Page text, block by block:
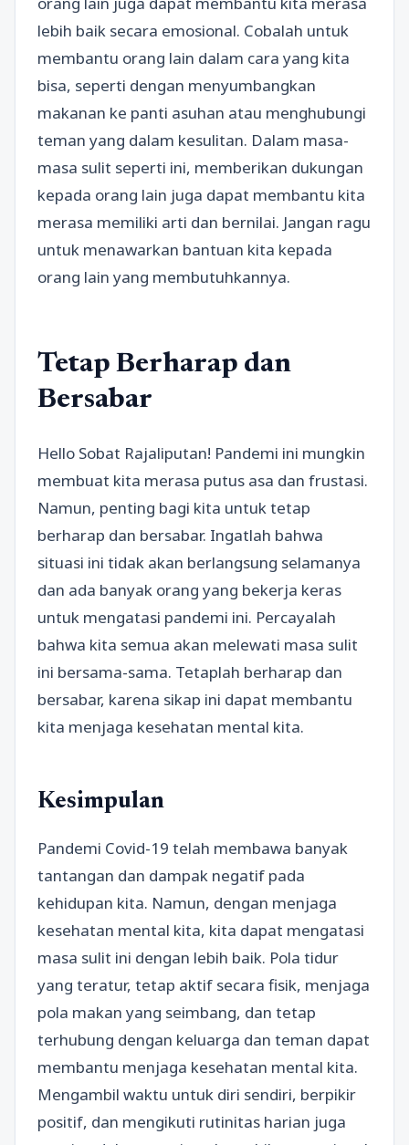
lebih baik secara emosional. Cobalah untuk
membantu orang lain dalam cara yang kita
bisa, seperti dengan menyumbangkan
makanan ke panti asuhan atau menghubungi
teman yang dalam kesulitan. Dalam masa-
masa sulit seperti ini, memberikan dukungan
kepada orang lain juga dapat membantu kita
merasa memiliki arti dan bernilai. Jangan ragu
untuk menawarkan bantuan kita kepada
orang lain yang membutuhkannya.
Tetap Berharap dan
Bersabar
Hello Sobat Rajaliputan! Pandemi ini mungkin
membuat kita merasa putus asa dan frustasi.
Namun, penting bagi kita untuk tetap
berharap dan bersabar. Ingatlah bahwa
situasi ini tidak akan berlangsung selamanya
dan ada banyak orang yang bekerja keras
untuk mengatasi pandemi ini. Percayalah
bahwa kita semua akan melewati masa sulit
ini bersama-sama. Tetaplah berharap dan
bersabar, karena sikap ini dapat membantu
kita menjaga kesehatan mental kita.
Kesimpulan
Pandemi Covid-19 telah membawa banyak
tantangan dan dampak negatif pada
kehidupan kita. Namun, dengan menjaga
kesehatan mental kita, kita dapat mengatasi
masa sulit ini dengan lebih baik. Pola tidur
yang teratur, tetap aktif secara fisik, menjaga
pola makan yang seimbang, dan tetap
terhubung dengan keluarga dan teman dapat
membantu menjaga kesehatan mental kita.
Mengambil waktu untuk diri sendiri, berpikir
positif, dan mengikuti rutinitas harian juga